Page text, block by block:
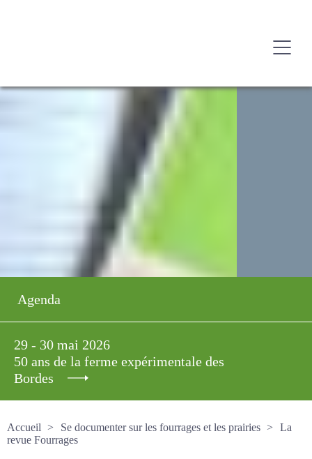
Agenda
29 - 30 mai 2026
50 ans de la ferme expérimentale des
Bordes
Accueil
Se documenter sur les fourrages et les prairies
La revue Fourrages